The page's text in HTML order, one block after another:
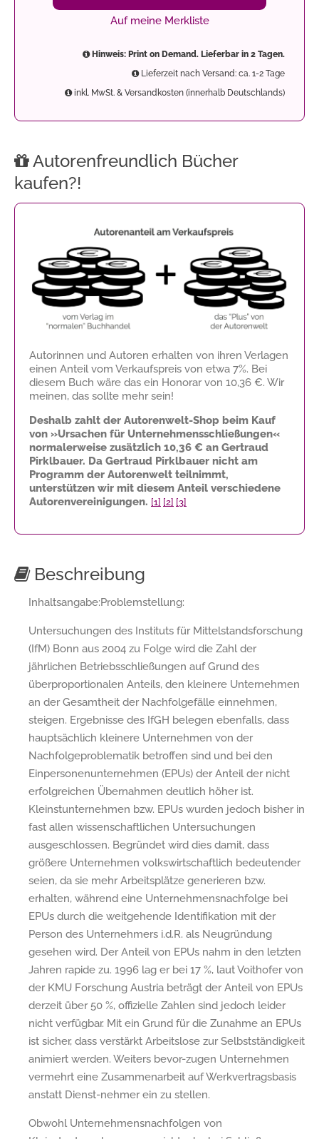
Auf meine Merkliste
Hinweis: Print on Demand. Lieferbar in 2 Tagen.
Lieferzeit nach Versand: ca. 1-2 Tage
inkl. MwSt. & Versandkosten (innerhalb Deutschlands)
Autorenfreundlich Bücher
kaufen?!
Autorinnen und Autoren erhalten von ihren Verlagen
einen Anteil vom Verkaufspreis von etwa 7%. Bei
diesem Buch wäre das ein Honorar von 10,36 €. Wir
meinen, das sollte mehr sein!
Deshalb zahlt der Autorenwelt-Shop beim Kauf
von »Ursachen für Unternehmensschließungen«
normalerweise zusätzlich 10,36 € an Gertraud
Pirklbauer. Da Gertraud Pirklbauer nicht am
Programm der Autorenwelt teilnimmt,
unterstützen wir mit diesem Anteil verschiedene
Autorenvereinigungen. [1] [2] [3]
Beschreibung
Inhaltsangabe:Problemstellung:
Untersuchungen des Instituts für Mittelstandsforschung
(IfM) Bonn aus 2004 zu Folge wird die Zahl der
jährlichen Betriebsschließungen auf Grund des
überproportionalen Anteils, den kleinere Unternehmen
an der Gesamtheit der Nachfolgefälle einnehmen,
steigen. Ergebnisse des IfGH belegen ebenfalls, dass
hauptsächlich kleinere Unternehmen von der
Nachfolgeproblematik betroffen sind und bei den
Einpersonenunternehmen (EPUs) der Anteil der nicht
erfolgreichen Übernahmen deutlich höher ist.
Kleinstunternehmen bzw. EPUs wurden jedoch bisher in
fast allen wissenschaftlichen Untersuchungen
ausgeschlossen. Begründet wird dies damit, dass
größere Unternehmen volkswirtschaftlich bedeutender
seien, da sie mehr Arbeitsplätze generieren bzw.
erhalten, während eine Unternehmensnachfolge bei
EPUs durch die weitgehende Identifikation mit der
Person des Unternehmers i.d.R. als Neugründung
gesehen wird. Der Anteil von EPUs nahm in den letzten
Jahren rapide zu. 1996 lag er bei 17 %, laut Voithofer von
der KMU Forschung Austria beträgt der Anteil von EPUs
derzeit über 50 %, offizielle Zahlen sind jedoch leider
nicht verfügbar. Mit ein Grund für die Zunahme an EPUs
ist sicher, dass verstärkt Arbeitslose zur Selbstständigkeit
animiert werden. Weiters bevor-zugen Unternehmen
vermehrt eine Zusammenarbeit auf Werkvertragsbasis
anstatt Dienst-nehmer ein zu stellen.
Obwohl Unternehmensnachfolgen von